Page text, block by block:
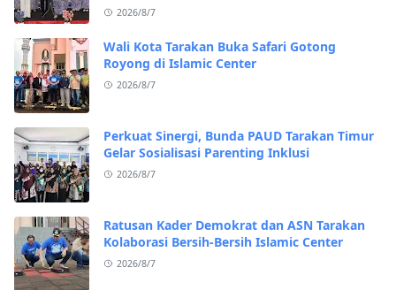
2026/8/7
Wali Kota Tarakan Buka Safari Gotong
Royong di Islamic Center
2026/8/7
Perkuat Sinergi, Bunda PAUD Tarakan Timur
Gelar Sosialisasi Parenting Inklusi
2026/8/7
Ratusan Kader Demokrat dan ASN Tarakan
Kolaborasi Bersih-Bersih Islamic Center
2026/8/7